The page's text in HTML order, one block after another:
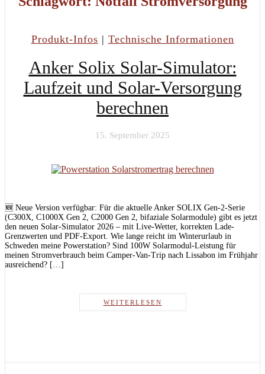
Produkt-Infos | Technische Informationen
Anker Solix Solar-Simulator:
Laufzeit und Solar-Versorgung
berechnen
15. September 2025
🆕 Neue Version verfügbar: Für die aktuelle Anker SOLIX Gen-2-Serie
(C300X, C1000X Gen 2, C2000 Gen 2, bifaziale Solarmodule) gibt es jetzt
den neuen Solar-Simulator 2026 – mit Live-Wetter, korrekten Lade-
Grenzwerten und PDF-Export. Wie lange reicht im Winterurlaub in
Schweden meine Powerstation? Sind 100W Solarmodul-Leistung für
meinen Stromverbrauch beim Camper-Van-Trip nach Lissabon im Frühjahr
ausreichend? […]
WEITERLESEN